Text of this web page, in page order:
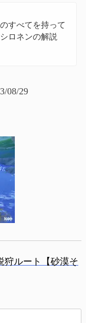
すべてを持って
ロネンの解説
08/29
ルート【砂漠そ